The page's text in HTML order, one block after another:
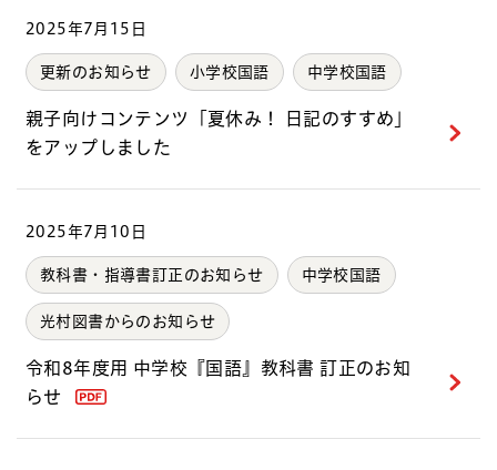
2025年7月15日
更新のお知らせ 小学校国語 中学校国語
親子向けコンテンツ「夏休み！ 日記のすすめ」
をアップしました
2025年7月10日
教科書・指導書訂正のお知らせ 中学校国語
光村図書からのお知らせ
令和8年度用 中学校『国語』教科書 訂正のお知
らせ